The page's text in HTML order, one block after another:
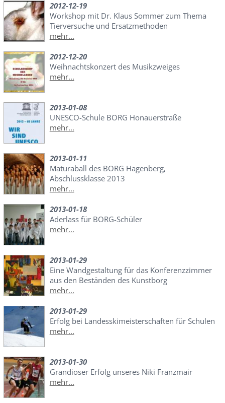
2012-12-19
Workshop mit Dr. Klaus Sommer zum Thema
Tierversuche und Ersatzmethoden
mehr...
2012-12-20
Weihnachtskonzert des Musikzweiges
mehr...
2013-01-08
UNESCO-Schule BORG Honauerstraße
mehr...
2013-01-11
Maturaball des BORG Hagenberg,
Abschlussklasse 2013
mehr...
2013-01-18
Aderlass für BORG-Schüler
mehr...
2013-01-29
Eine Wandgestaltung für das Konferenzzimmer
aus den Beständen des Kunstborg
mehr...
2013-01-29
Erfolg bei Landesskimeisterschaften für Schulen
mehr...
2013-01-30
Grandioser Erfolg unseres Niki Franzmair
mehr...